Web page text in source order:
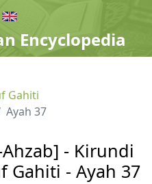
Encyclopedia
Gahiti
Ayah 37
- Kirundi
Gahiti - Ayah 37